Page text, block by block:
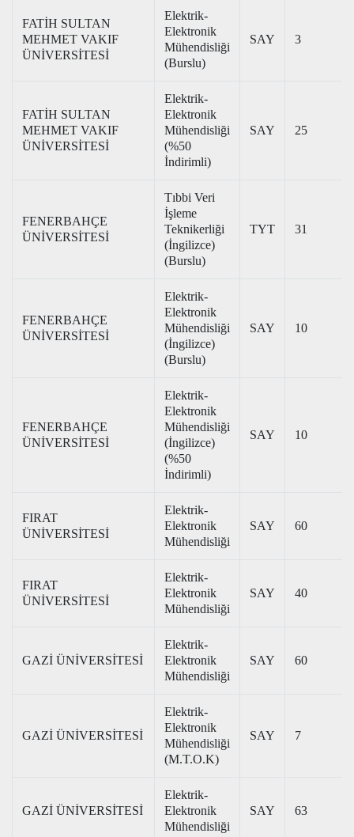
FATİH SULTAN
MEHMET VAKIF
ÜNİVERSİTESİ
Elektrik-
Elektronik
Mühendisliği
(Burslu)
SAY 3
FATİH SULTAN
MEHMET VAKIF
ÜNİVERSİTESİ
Elektrik-
Elektronik
Mühendisliği
(%50
İndirimli)
SAY 25
FENERBAHÇE
ÜNİVERSİTESİ
Tıbbi Veri
İşleme
Teknikerliği
(İngilizce)
(Burslu)
TYT 31
FENERBAHÇE
ÜNİVERSİTESİ
Elektrik-
Elektronik
Mühendisliği
(İngilizce)
(Burslu)
SAY 10
FENERBAHÇE
ÜNİVERSİTESİ
Elektrik-
Elektronik
Mühendisliği
(İngilizce)
(%50
İndirimli)
SAY 10
FIRAT
ÜNİVERSİTESİ
Elektrik-
Elektronik
Mühendisliği
SAY 60
FIRAT
ÜNİVERSİTESİ
Elektrik-
Elektronik
Mühendisliği
SAY 40
GAZİ ÜNİVERSİTESİ
Elektrik-
Elektronik
Mühendisliği
SAY 60
GAZİ ÜNİVERSİTESİ
Elektrik-
Elektronik
Mühendisliği
(M.T.O.K)
SAY 7
GAZİ ÜNİVERSİTESİ
Elektrik-
Elektronik
Mühendisliği
SAY 63